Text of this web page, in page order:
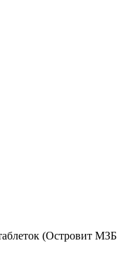
(Островит МЗБ